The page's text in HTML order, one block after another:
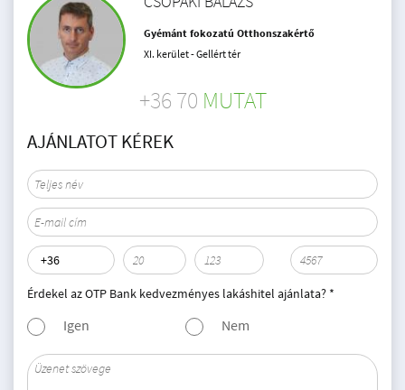
Gyémánt fokozatú Otthonszakértő
XI. kerület - Gellért tér
+36 70 MUTAT
AJÁNLATOT KÉREK
Érdekel az OTP Bank kedvezményes lakáshitel ajánlata? *
Igen Nem